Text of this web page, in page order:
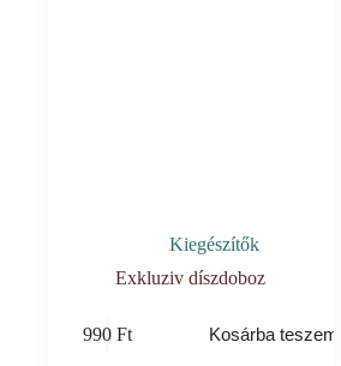
Kiegészítők
Exkluziv díszdoboz
990 Ft Kosárba teszem